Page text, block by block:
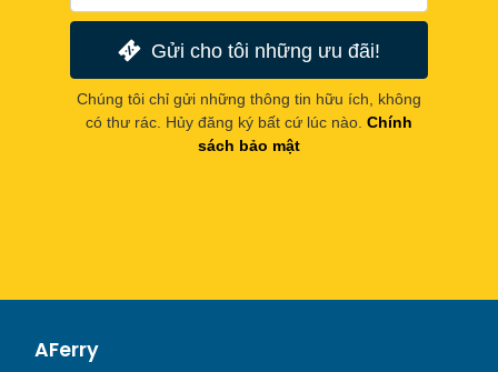
Gửi cho tôi những ưu đãi!
Chúng tôi chỉ gửi những thông tin hữu ích, không
có thư rác. Hủy đăng ký bất cứ lúc nào. Chính
sách bảo mật
AFerry